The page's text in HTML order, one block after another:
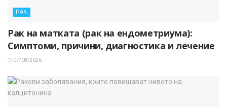
РАК
Рак на матката (рак на ендометриума):
Симптоми, причини, диагностика и лечение
07/08/2026